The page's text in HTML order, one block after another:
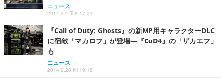
ニュース
2014.3.4 Tue 17:21
『Call of Duty: Ghosts』の新MP用キャラクターDLC
に宿敵「マカロフ」が登場―『CoD4』の「ザカエフ」
も
ニュース
2014.2.28 Fri 19:18